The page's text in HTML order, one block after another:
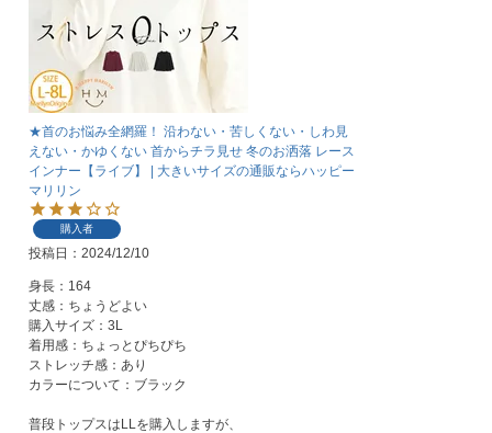
★首のお悩み全網羅！ 沿わない・苦しくない・しわ見
えない・かゆくない 首からチラ見せ 冬のお洒落 レース
インナー【ライブ】 | 大きいサイズの通販ならハッピー
マリリン
購入者
投稿日 2024/12/10
身長：164
丈感：ちょうどよい
購入サイズ：3L
着用感：ちょっとぴちぴち
ストレッチ感：あり
カラーについて：ブラック
普段トップスはLLを購入しますが、